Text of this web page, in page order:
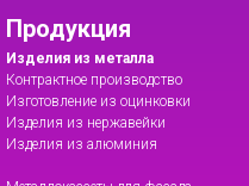
Продукция
Изделия из металла
Контрактное производство
Изготовление из оцинковки
Изделия из нержавейки
Изделия из алюминия